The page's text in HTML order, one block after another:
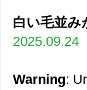
白い毛並み
2025.09.24
Warning: